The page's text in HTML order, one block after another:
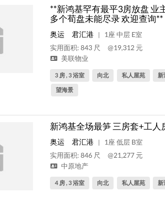
**新鸿基罕有最平3房放盘 业
多个荀盘未能尽录 欢迎查询**
奥运 君汇港 |
1座 中层 E室
实用面积: 843 尺
@19,312 元
美联物业
3 房 , 3 浴室 向北 私人屋苑
新
望海景
新鸿基全场最笋 三房套+工人
奥运 君汇港 |
1座 低层 B室
实用面积: 846 尺
@21,277 元
中原地产
4 房 , 3 浴室 向北 私人屋苑 新